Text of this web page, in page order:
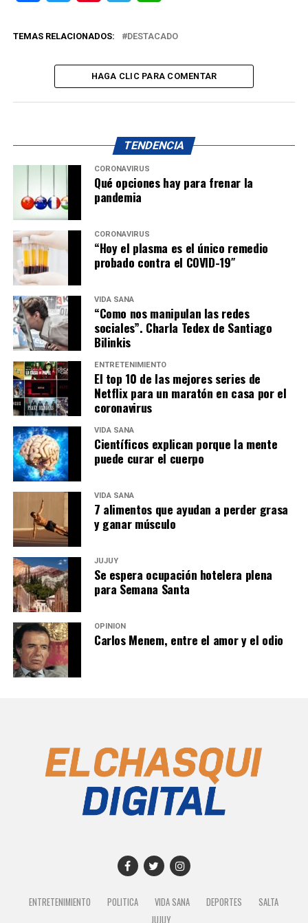
TEMAS RELACIONADOS: DESTACADO
HAGA CLIC PARA COMENTAR
TENDENCIA
CORONAVIRUS
Qué opciones hay para frenar la
pandemia
CORONAVIRUS
“Hoy el plasma es el único remedio
probado contra el COVID-19″
VIDA SANA
“Como nos manipulan las redes
sociales”. Charla Tedex de Santiago
Bilinkis
ENTRETENIMIENTO
El top 10 de las mejores series de
Netflix para un maratón en casa por el
coronavirus
VIDA SANA
Científicos explican porque la mente
puede curar el cuerpo
VIDA SANA
7 alimentos que ayudan a perder grasa
y ganar músculo
JUJUY
Se espera ocupación hotelera plena
para Semana Santa
OPINIÓN
Carlos Menem, entre el amor y el odio
ENTRETENIMIENTO POLITICA VIDA SANA DEPORTES
SALTA
JUJUY